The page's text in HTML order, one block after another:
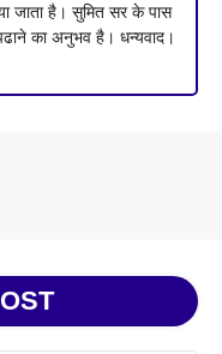
जाता है। सुमित सर के पास
का अनुभव है। धन्यवाद।